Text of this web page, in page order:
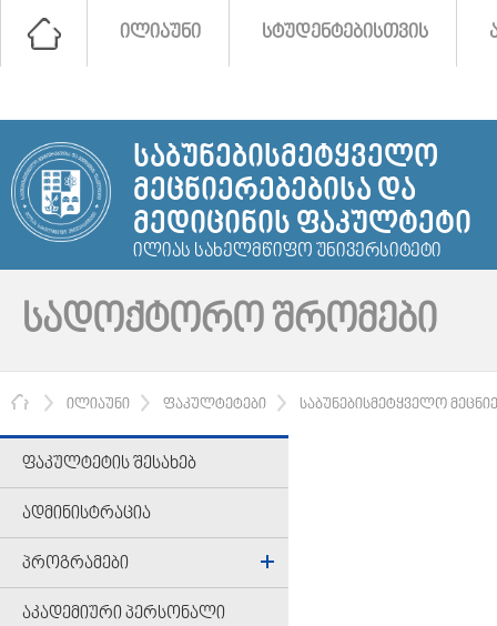
ᲘᲚᲘᲐᲣᲜᲘ ᲡᲢᲣᲓᲔᲜᲢᲔᲑᲘᲡᲗᲕᲘᲡ
ᲡᲐᲑᲣᲜᲔᲑᲘᲡᲛᲔᲢᲧᲕᲔᲚᲝ
ᲛᲔᲪᲜᲘᲔᲠᲔᲑᲔᲑᲘᲡᲐ ᲓᲐ
ᲛᲔᲓᲘᲪᲘᲜᲘᲡ ᲤᲐᲙᲣᲚᲢᲔᲢᲘ
ᲘᲚᲘᲐᲡ ᲡᲐᲮᲔᲚᲛᲬᲘᲤᲝ ᲣᲜᲘᲕᲔᲠᲡᲘᲢᲔᲢᲘ
ᲡᲐᲓᲝᲥᲢᲝᲠᲝ ᲨᲠᲝᲛᲔᲑᲘ
ᲛᲗᲐᲕᲐᲠᲘ
ᲘᲚᲘᲐᲣᲜᲘ ᲤᲐᲙᲣᲚᲢᲔᲢᲔᲑᲘ ᲡᲐᲑᲣᲜᲔᲑᲘᲡᲛᲔᲢᲧᲕᲔᲚᲝ
ᲤᲐᲙᲣᲚᲢᲔᲢᲘᲡ ᲨᲔᲡᲐᲮᲔᲑ
ᲐᲓᲛᲘᲜᲘᲡᲢᲠᲐᲪᲘᲐ
ᲞᲠᲝᲒᲠᲐᲛᲔᲑᲘ
ᲐᲙᲐᲓᲔᲛᲘᲣᲠᲘ ᲞᲔᲠᲡᲝᲜᲐᲚᲘ